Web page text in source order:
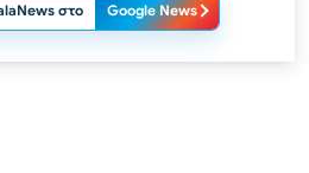
στο Google News